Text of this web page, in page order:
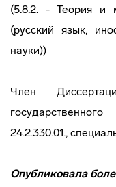
(5.8.2. - Теория и
(русский язык,
науки))
Член
24.2.330.01.,
Опубликовала